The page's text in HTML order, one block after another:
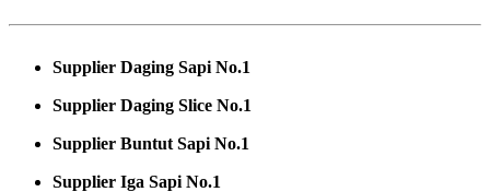
Supplier Daging Sapi No.1
Supplier Daging Slice No.1
Supplier Buntut Sapi No.1
Supplier Iga Sapi No.1